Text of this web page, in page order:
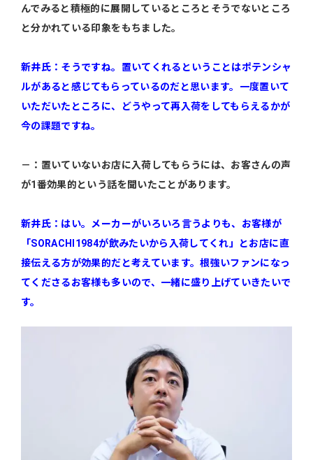
んでみると積極的に展開しているところとそうでないところ
と分かれている印象をもちました。
新井氏：そうですね。置いてくれるということはポテンシャ
ルがあると感じてもらっているのだと思います。一度置いて
いただいたところに、どうやって再入荷をしてもらえるかが
今の課題ですね。
－：置いていないお店に入荷してもらうには、お客さんの声
が1番効果的という話を聞いたことがあります。
新井氏：はい。メーカーがいろいろ言うよりも、お客様が
「SORACHI1984が飲みたいから入荷してくれ」とお店に直
接伝える方が効果的だと考えています。根強いファンになっ
てくださるお客様も多いので、一緒に盛り上げていきたいで
す。